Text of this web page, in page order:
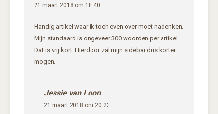
21 maart 2018 om 18:40
Handig artikel waar ik toch even over moet nadenken.
Mijn standaard is ongeveer 300 woorden per artikel.
Dat is vrij kort. Hierdoor zal mijn sidebar dus korter
mogen.
Jessie van Loon
21 maart 2018 om 20:23